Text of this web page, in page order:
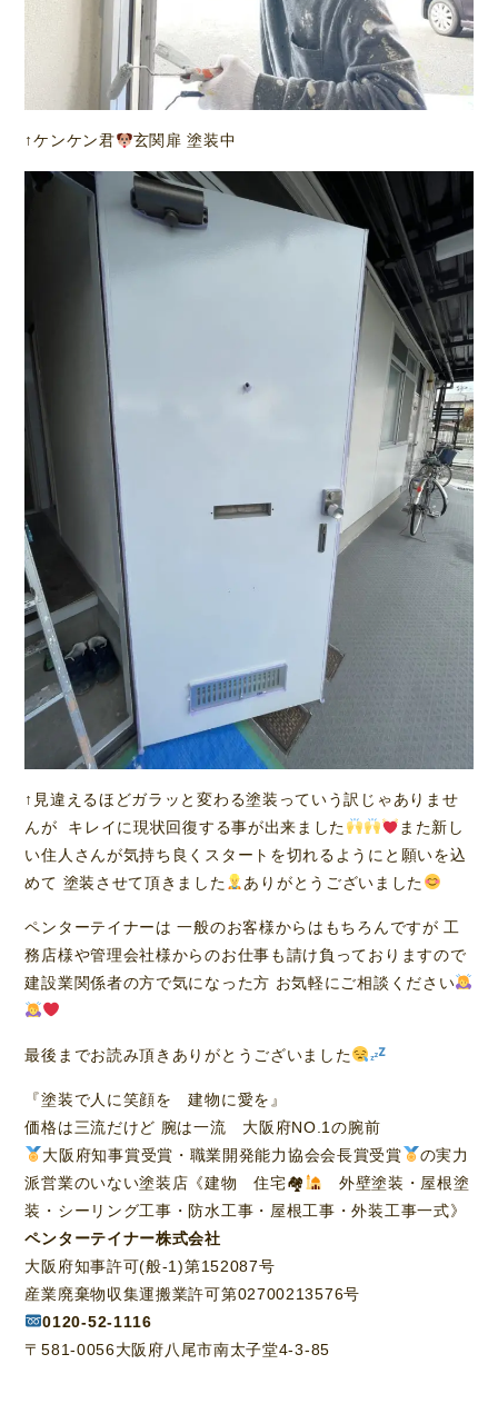
↑ケンケン君 玄関扉 塗装中
↑見違えるほどガラッと変わる塗装っていう訳じゃありませ
んが キレイに現状回復する事が出来ました
また新し
い住人さんが気持ち良くスタートを切れるようにと願いを込
めて 塗装させて頂きました
ありがとうございました
ペンターテイナーは 一般のお客様からはもちろんですが 工
務店様や管理会社様からのお仕事も請け負っておりますので
建設業関係者の方で気になった方 お気軽にご相談ください
最後までお読み頂きありがとうございました
『塗装で人に笑顔を 建物に愛を』
価格は三流だけど 腕は一流 大阪府NO.1の腕前
大阪府知事賞受賞・職業開発能力協会会長賞受賞
の実力
派営業のいない塗装店《建物 住宅🏘
外壁塗装・屋根塗
装・シーリング工事・防水工事・屋根工事・外装工事一式》
ペンターテイナー株式会社
大阪府知事許可(般-1)第152087号
産業廃棄物収集運搬業許可第02700213576号
0120-52-1116
〒581-0056大阪府八尾市南太子堂4-3-85